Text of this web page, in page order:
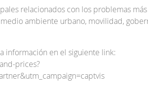
relacionados con los problemas
ambiente urbano, movilidad,
información en el siguiente link:
prices?